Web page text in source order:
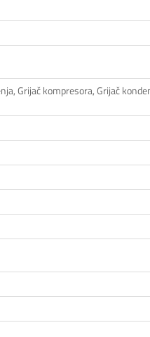
Grijač kompresora, Grijač